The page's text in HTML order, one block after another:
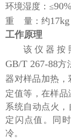
环境湿度：≤90%
重 量：约17kg
工作原理
该仪器按
GB/T 267-88方
器对样品加热，
定值等，在样品
系统自动点火
定闪点值。同
冷。